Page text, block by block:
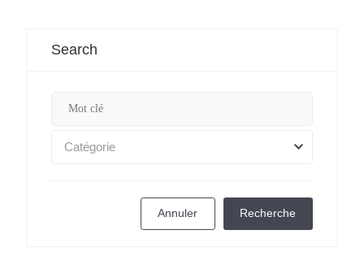
Search
Catégorie
Annuler Recherche